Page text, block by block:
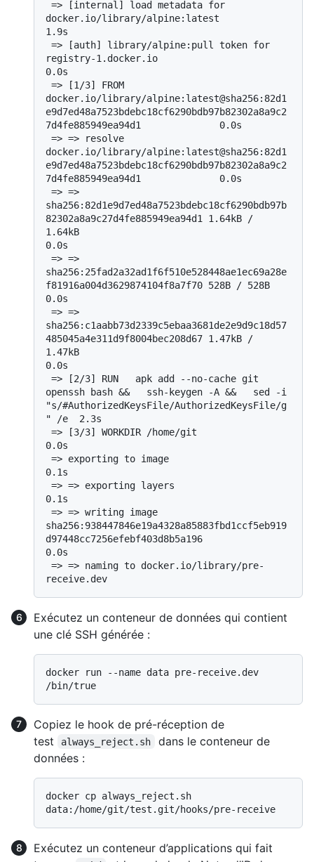
docker.io/library/alpine:latest
1.9s
registry-1.docker.io
0.0s
docker.io/library/alpine:latest@sha256:82d1
e9d7ed48a7523bdebc18cf6290bdb97b82302a8a9c2
7d4fe885949ea94d1              0.0s
docker.io/library/alpine:latest@sha256:82d1
e9d7ed48a7523bdebc18cf6290bdb97b82302a8a9c2
7d4fe885949ea94d1              0.0s
sha256:82d1e9d7ed48a7523bdebc18cf6290bdb97b
82302a8a9c27d4fe885949ea94d1 1.64kB /
1.64kB
0.0s
sha256:25fad2a32ad1f6f510e528448ae1ec69a28e
f81916a004d3629874104f8a7f70 528B / 528B
0.0s
sha256:c1aabb73d2339c5ebaa3681de2e9d9c18d57
485045a4e311d9f8004bec208d67 1.47kB /
1.47kB
0.0s
openssh bash &&   ssh-keygen -A &&   sed -i
"s/#AuthorizedKeysFile/AuthorizedKeysFile/g
" /e  2.3s
0.0s
0.1s
0.1s
sha256:938447846e19a4328a85883fbd1ccf5eb919
d97448cc7256efebf403d8b5a196
0.0s
Exécutez un conteneur de données qui contient
une clé SSH générée :
docker run --name data pre-receive.dev
Copiez le hook de pré-réception de
test
always_reject.sh
dans le conteneur de
données :
docker cp always_reject.sh
Exécutez un conteneur d’applications qui fait